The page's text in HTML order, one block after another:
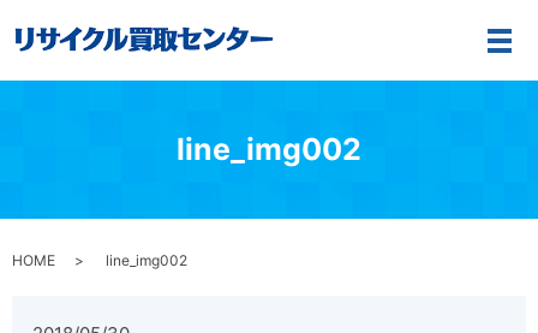
メ
line_img002
HOME line_img002